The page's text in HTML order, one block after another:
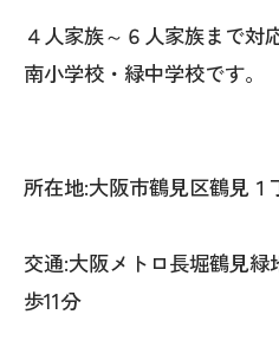
４人家族～６人家族まで
南小学校・緑中学校です。
所在地:大阪市鶴見区鶴見１
交通:大阪メトロ長堀鶴見
歩11分